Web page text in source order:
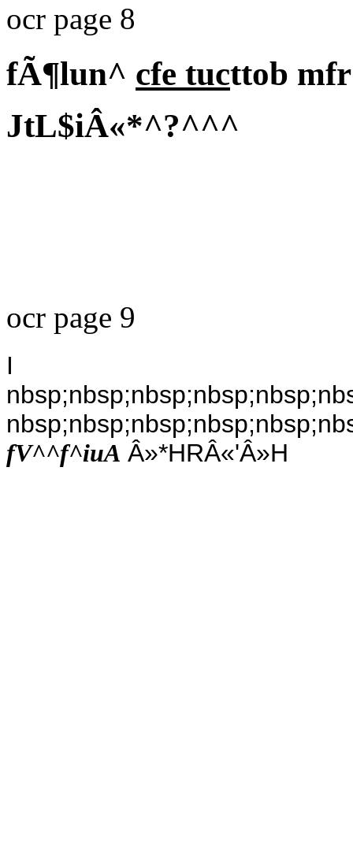
ocr page 8
fÃ¶lun^ cfe tucttob
JtL$iÂ«*^?^^^
ocr page 9
I
fV^^f^iuA Â»*HRÂ«'Â»H